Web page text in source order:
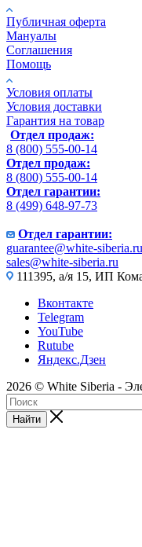
Публичная оферта
Мануалы
Соглашения
Помощь
Условия оплаты
Условия доставки
Гарантия на товар
Отдел продаж:
8 (800) 555-00-14
Отдел продаж:
8 (800) 555-00-14
Отдел гарантии:
8 (499) 648-97-73
Отдел гарантии:
guarantee@white-siberia.ru
sales@white-siberia.ru
111395, а/я 15, ИП
Вконтакте
Telegram
YouTube
Rutube
Яндекс.Дзен
2026 © White Siberia -
Найти